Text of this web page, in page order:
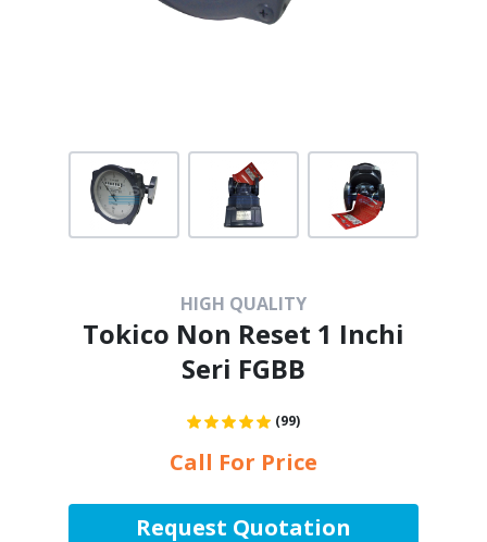
HIGH QUALITY
Tokico Non Reset 1 Inchi
Seri FGBB
(99)
Call For Price
Request Quotation